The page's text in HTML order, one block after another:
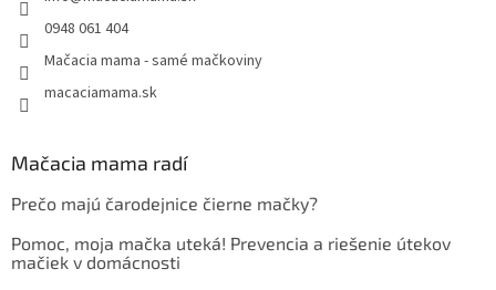
0948 061 404
Mačacia mama - samé mačkoviny
macaciamama.sk
Mačacia mama radí
Prečo majú čarodejnice čierne mačky?
Pomoc, moja mačka uteká! Prevencia a riešenie útekov
mačiek v domácnosti